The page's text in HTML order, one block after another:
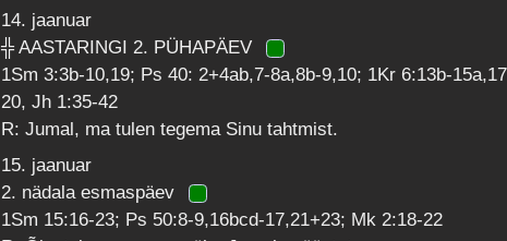
14. jaanuar
╬ AASTARINGI 2. PÜHAPÄEV
1Sm 3:3b-10,19; Ps 40: 2+4ab,7-8a,8b-9,10; 1Kr 6:13b-
20, Jh 1:35-42
R: Jumal, ma tulen tegema Sinu tahtmist.
15. jaanuar
2. nädala esmaspäev
1Sm 15:16-23; Ps 50:8-9,16bcd-17,21+23; Mk 2:18-22